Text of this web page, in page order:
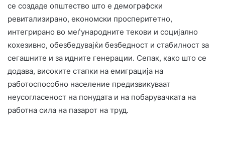
се создаде општество што е демографски
ревитализирано, економски просперитетно,
интегрирано во меѓународните текови и социјално
кохезивно, обезбедувајќи безбедност и стабилност за
сегашните и за идните генерации. Сепак, како што се
додава, високите стапки на емиграција на
работоспособно население предизвикуваат
неусогласеност на понудата и на побарувачката на
работна сила на пазарот на труд.